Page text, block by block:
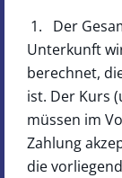
1. Der
Unterkunft
berechnet,
ist. Der Kurs
müssen im
Zahlung
die